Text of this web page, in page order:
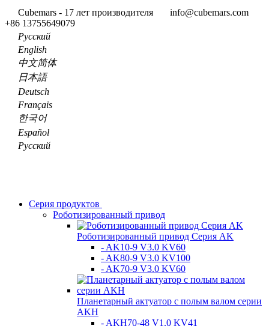
Cubemars - 17 лет производителя
info@cubemars.com
+86 13755649079
Pусский
English
中文简体
日本語
Deutsch
Français
한국어
Español
Pусский
Серия продуктов
Роботизированный привод
Роботизированный привод Серия AK
- AK10-9 V3.0 KV60
- AK80-9 V3.0 KV100
- AK70-9 V3.0 KV60
Планетарный актуатор с полым валом серии
AKH
- AKH70-48 V1.0 KV41